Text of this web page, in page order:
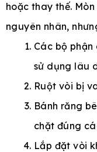
hoặc thay thế.
nguyên nhân,
Các bộ
sử dụng lâu
Ruột vòi bị
Bánh răng
chặt đúng
Lắp đặt vòi